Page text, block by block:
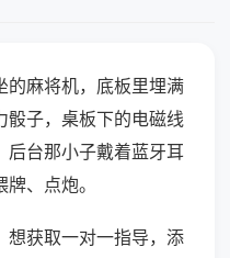
的麻将机，底板里埋满
骰子，桌板下的电磁线
后台那小子戴着蓝牙耳
、点炮。
想获取一对一指导，添